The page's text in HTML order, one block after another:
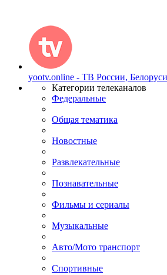
yootv.online - ТВ России,
Категории телеканалов
Федеральные
Общая тематика
Новостные
Развлекательные
Познавательные
Фильмы и сериалы
Музыкальные
Авто/Мото транспорт
Спортивные